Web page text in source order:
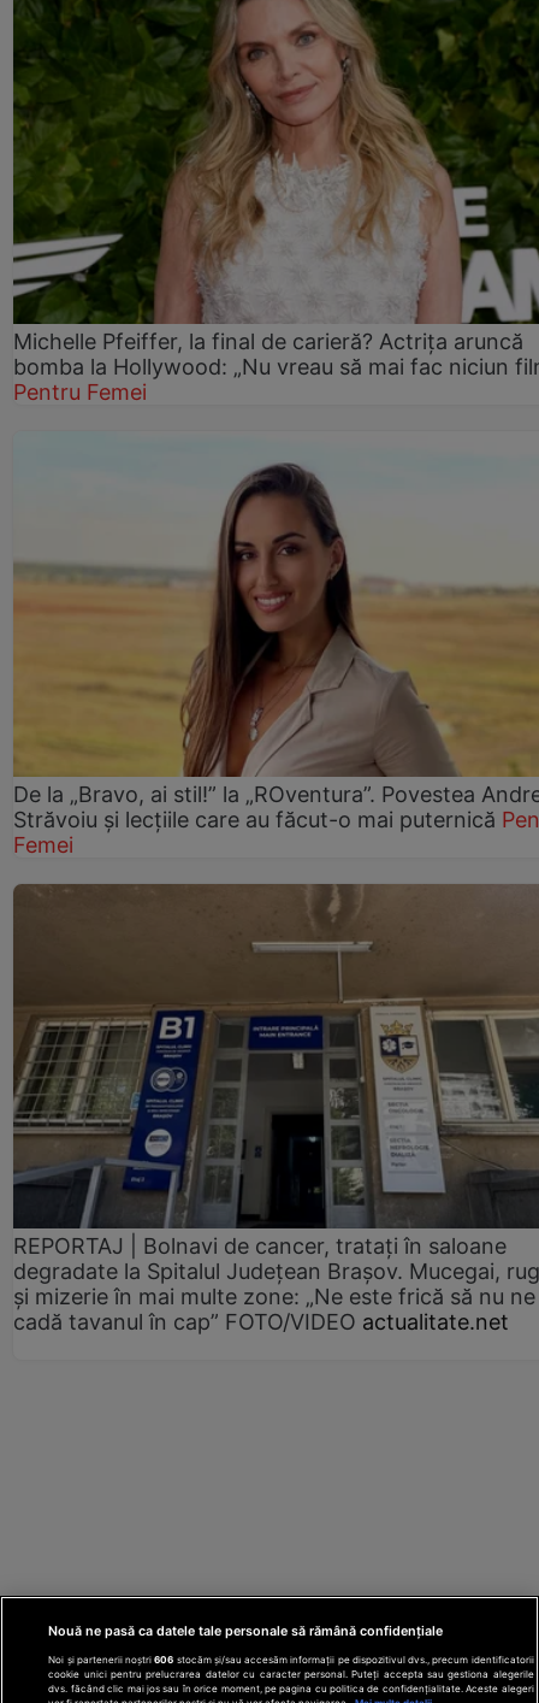
Michelle Pfeiffer, la final de carieră? Actrița aruncă
bomba la Hollywood: „Nu vreau să mai fac niciun
Pentru Femei
De la „Bravo, ai stil!” la „ROventura”. Povestea
Străvoiu și lecțiile care au făcut-o mai puternică
Femei
REPORTAJ | Bolnavi de cancer, tratați în saloane
degradate la Spitalul Județean Brașov. Mucegai,
și mizerie în mai multe zone: „Ne este frică să nu ne
cadă tavanul în cap” FOTO/VIDEO actualitate.net
Nouă ne pasă ca datele tale personale să rămână confidențiale
Noi și partenerii noștri606 stocăm și/sau accesăm informații pe dispozitivul dvs., precum identificatorii
cookie unici pentru prelucrarea datelor cu caracter personal. Puteți accepta sau gestiona alegerile
dvs. făcând clic mai jos sau în orice moment, pe pagina cu politica de confidențialitate. Aceste alegeri